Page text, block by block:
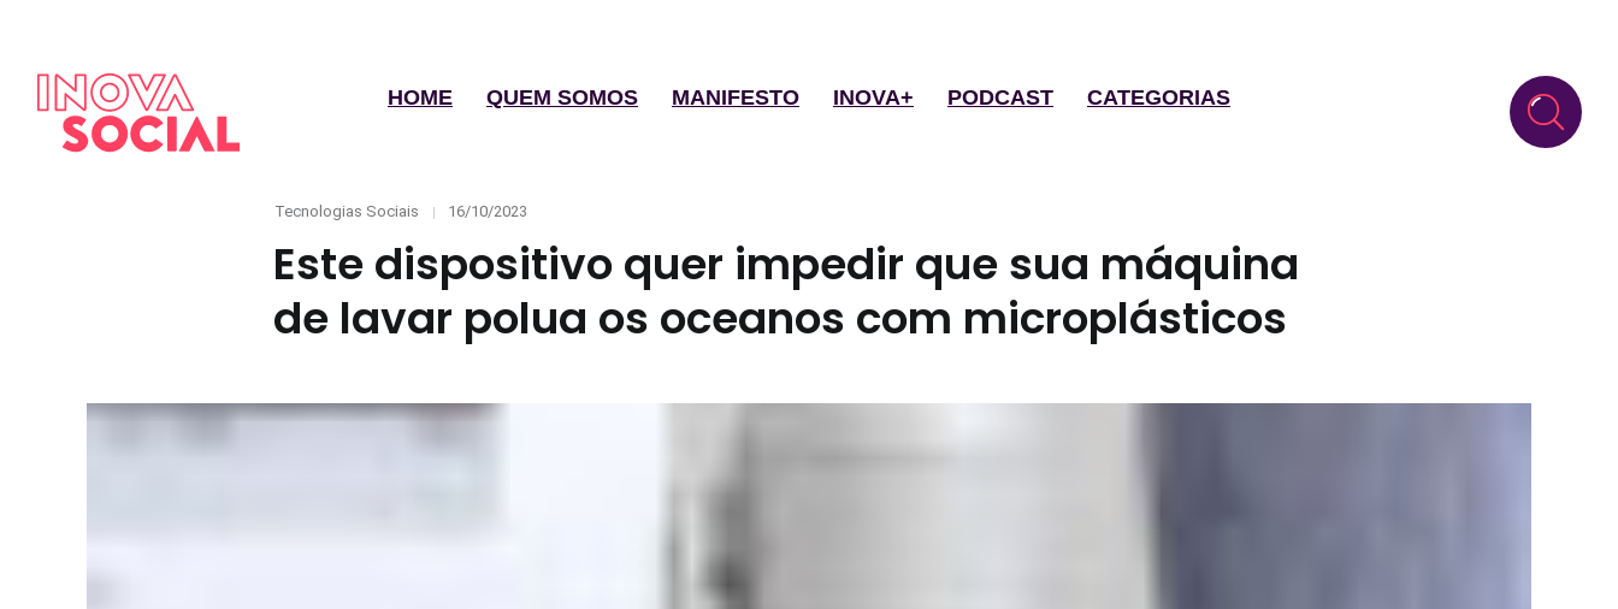
HOME QUEM SOMOS MANIFESTO INOVA+ PODCAST CATEGORIAS
Categories
Tecnologias Sociais
Posted
16/10/2023
Este dispositivo quer impedir que sua máquina
de lavar polua os oceanos com microplásticos